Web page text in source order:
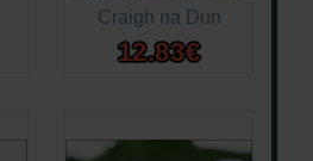
Craigh na Dun
12.83€